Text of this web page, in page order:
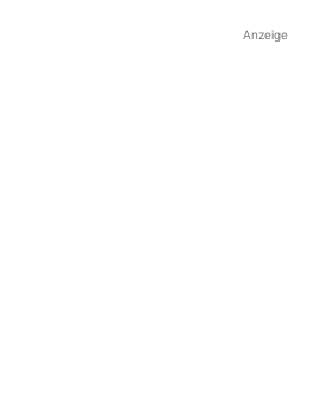
Anzeige